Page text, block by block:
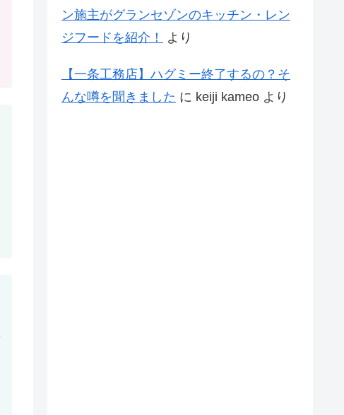
ン施主がグランセゾンのキッチン・レン
ジフードを紹介！
より
【一条工務店】ハグミー終了するの？そ
んな噂を聞きました に keiji kameo より